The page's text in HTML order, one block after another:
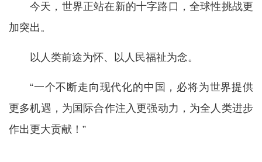
今天，世界正站在新的十字路口，全球性挑战更
加突出。
以人类前途为怀、以人民福祉为念。
“一个不断走向现代化的中国，必将为世界提供
更多机遇，为国际合作注入更强动力，为全人类进步
作出更大贡献！”